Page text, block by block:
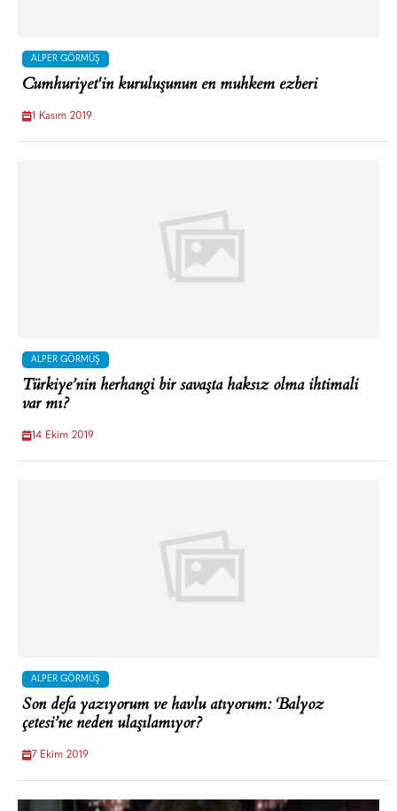
ALPER GÖRMÜŞ
Cumhuriyet'in kuruluşunun en muhkem ezberi
1 Kasım 2019
ALPER GÖRMÜŞ
Türkiye’nin herhangi bir savaşta haksız olma ihtimali
var mı?
14 Ekim 2019
ALPER GÖRMÜŞ
Son defa yazıyorum ve havlu atıyorum: ‘Balyoz
çetesi’ne neden ulaşılamıyor?
7 Ekim 2019